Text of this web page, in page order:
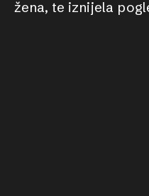
žena, te iznijela